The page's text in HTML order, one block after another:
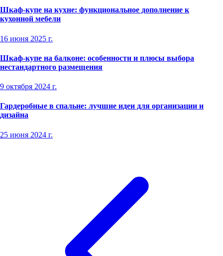
Шкаф-купе на кухне: функциональное дополнение к
кухонной мебели
16 июня 2025 г.
Шкаф-купе на балконе: особенности и плюсы выбора
нестандартного размещения
9 октября 2024 г.
Гардеробные в спальне: лучшие идеи для организации и
дизайна
25 июня 2024 г.